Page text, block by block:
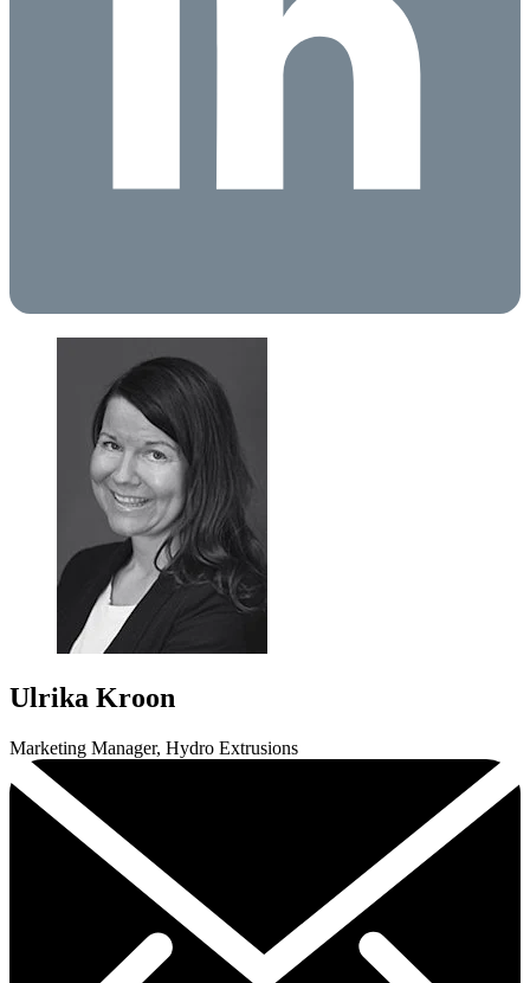
Ulrika Kroon
Marketing Manager, Hydro Extrusions